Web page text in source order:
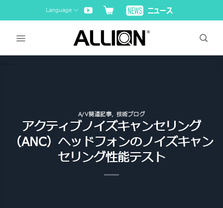
to
Language
A/V関連記事, 技術ブログ
アクティブノイズキャンセリング
（ANC）ヘッドフォンのノイズキャン
セリング性能テスト